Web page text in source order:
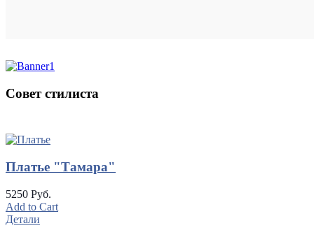
Совет стилиста
Платье "Тамара"
5250 Руб.
Add to Cart
Детали